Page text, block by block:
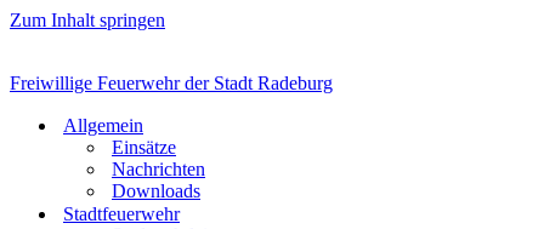
Zum Inhalt springen
Freiwillige Feuerwehr der Stadt Radeburg
Allgemein
Einsätze
Nachrichten
Downloads
Stadtfeuerwehr